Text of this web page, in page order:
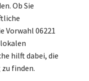
Ob Sie
Vorwahl 06221
hilft dabei, die
finden.